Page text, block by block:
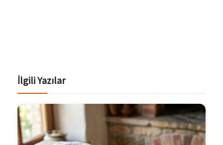
İlgili Yazılar